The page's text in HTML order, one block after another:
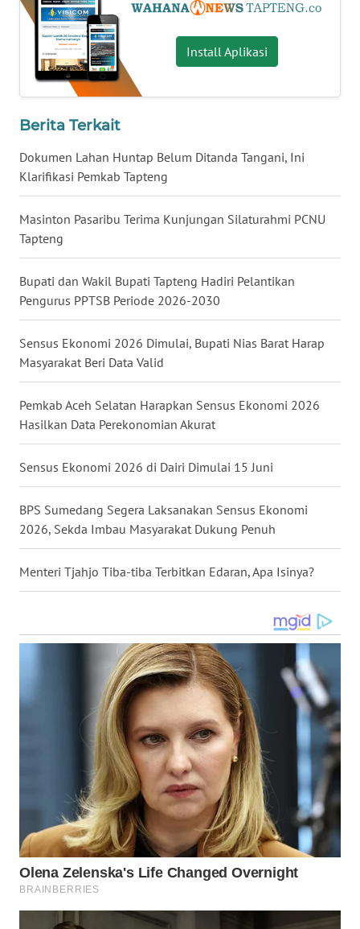
Install Aplikasi
Berita Terkait
Dokumen Lahan Huntap Belum Ditanda Tangani, Ini
Klarifikasi Pemkab Tapteng
Masinton Pasaribu Terima Kunjungan Silaturahmi PCNU
Tapteng
Bupati dan Wakil Bupati Tapteng Hadiri Pelantikan
Pengurus PPTSB Periode 2026-2030
Sensus Ekonomi 2026 Dimulai, Bupati Nias Barat Harap
Masyarakat Beri Data Valid
Pemkab Aceh Selatan Harapkan Sensus Ekonomi 2026
Hasilkan Data Perekonomian Akurat
Sensus Ekonomi 2026 di Dairi Dimulai 15 Juni
BPS Sumedang Segera Laksanakan Sensus Ekonomi
2026, Sekda Imbau Masyarakat Dukung Penuh
Menteri Tjahjo Tiba-tiba Terbitkan Edaran, Apa Isinya?
WN
KALTARA
WN
WN
KALTIM
WN
WN
GORONTALO
SULUT
MALUKU
MALUT
WN
DAIRI
WN
DANAU
WN
SELATAN
WN
TANJUNG
LESUNG